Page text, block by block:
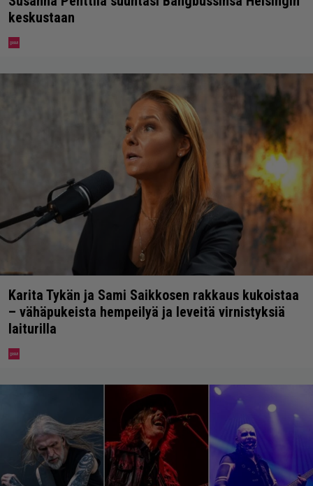
keskustaan
Karita Tykän ja Sami Saikkosen rakkaus kukoistaa
– vähäpukeista hempeilyä ja leveitä virnistyksiä
laiturilla